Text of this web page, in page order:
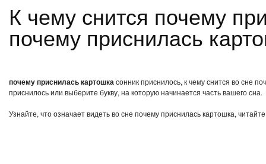
К чему снится почему приснилась картошка?
почему приснилась
почему приснилась картошкасонник приснилось, к чему снится во сне
приснилось или выберите букву, на которую начинается часть вашего сна.
Узнайте, что означает видеть во сне почему приснилась картошка,